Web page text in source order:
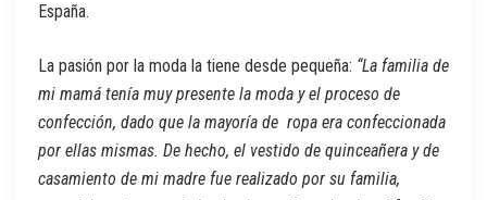
España.
La pasión por la moda la tiene desde pequeña: “La familia de
mi mamá tenía muy presente la moda y el proceso de
confección, dado que la mayoría de ropa era confeccionada
por ellas mismas. De hecho, el vestido de quinceañera y de
casamiento de mi madre fue realizado por su familia,